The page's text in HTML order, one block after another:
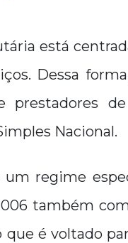
está
Dessa
prestadores
Nacional.
um regime
também
é voltado